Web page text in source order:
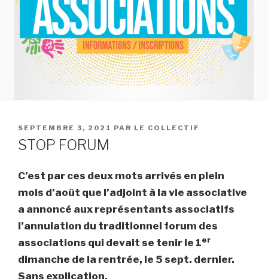
PUBLIÉ
LE
SEPTEMBRE 3, 2021 PAR LE COLLECTIF
STOP FORUM
C’est par ces deux mots arrivés en plein
mois d’août que l’adjoint à la vie associative
a annoncé aux représentants associatifs
l’annulation du traditionnel forum des
associations qui devait se tenir le 1er
dimanche de la rentrée, le 5 sept. dernier.
Sans explication.